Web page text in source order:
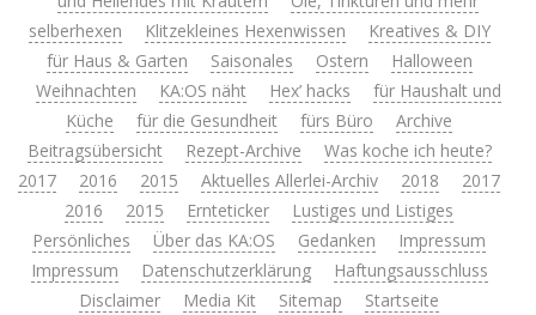
selberhexen
Klitzekleines Hexenwissen
Kreatives & DIY
für Haus & Garten
Saisonales Ostern
Halloween
Weihnachten
KA:OS näht Hex’ hacks
für Haushalt und
Küche
für die Gesundheit fürs Büro
Archive
Beitragsübersicht
Rezept-Archive
Was koche ich heute?
2017
2016 2015 Aktuelles Allerlei-Archiv 2018
2017
2016
2015 Ernteticker
Lustiges und Listiges
Persönliches
Über das KA:OS Gedanken
Impressum
Impressum
Datenschutzerklärung
Haftungsausschluss
Disclaimer
Media Kit Sitemap Startseite